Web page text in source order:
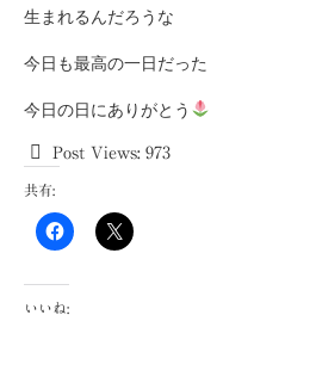
生まれるんだろうな
今日も最高の一日だった
今日の日にありがとう
Post Views: 973
共有:
いいね: